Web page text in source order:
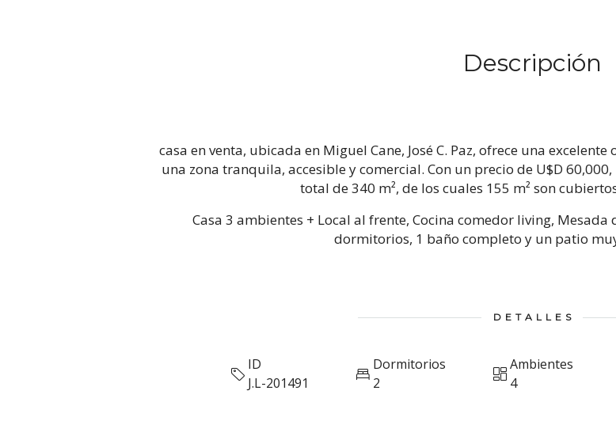
Descripción
casa en venta, ubicada en Miguel Cane, José C. Paz, ofrece una
una zona tranquila, accesible y comercial. Con un precio de U$D
total de 340 m², de los cuales 155 m² son
Casa 3 ambientes + Local al frente, Cocina comedor living,
dormitorios, 1 baño completo y un patio
DETALLES
ID
J.L-201491
Dormitorios
2
Ambientes
4